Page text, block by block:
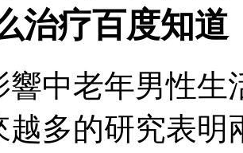
治疗百度知道
響中老年男性生
越多的研究表